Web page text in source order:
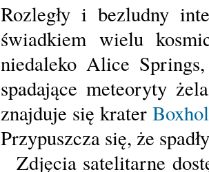
Rozległy i bezludny
świadkiem wielu
niedaleko Alice
spadające meteoryty
znajduje się krater
Przypuszcza się, że
Zdjęcia satelitarne